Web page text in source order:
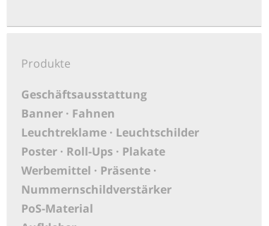
Produkte
Geschäftsausstattung
Banner · Fahnen
Leuchtreklame · Leuchtschilder
Poster · Roll-Ups · Plakate
Werbemittel · Präsente ·
Nummernschildverstärker
PoS-Material